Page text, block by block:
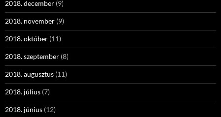
2018. december (9)
2018. november (9)
2018. október (11)
2018. szeptember (8)
2018. augusztus (11)
2018. július (7)
2018. június (12)